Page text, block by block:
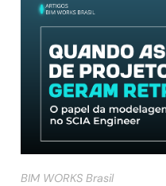
BIM WORKS Brasil